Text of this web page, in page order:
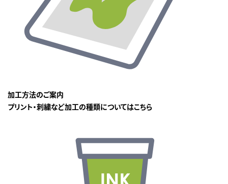
加工方法のご案内
プリント・刺繍など加工の種類についてはこちら